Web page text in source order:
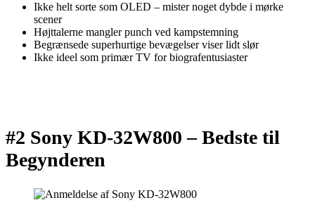
Ikke helt sorte som OLED – mister noget dybde i mørke
scener
Højttalerne mangler punch ved kampstemning
Begrænsede superhurtige bevægelser viser lidt slør
Ikke ideel som primær TV for biografentusiaster
#2 Sony KD-32W800 –Bedste til
Begynderen